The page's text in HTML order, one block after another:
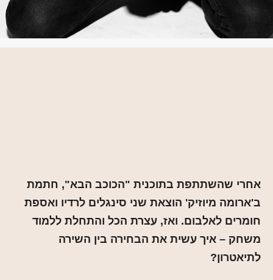
אחרי שהשתתפת בתוכנית "הכוכב הבא", חתמת
ב'ארומה מיוזיק' הוצאת שני סינגלים לרדיו ואספת
חומרים לאלבום. ואז, עצרת הכל והתחלת ללמוד
משחק – איך עשית את הבחירה בין השירה
לתיאטרון?